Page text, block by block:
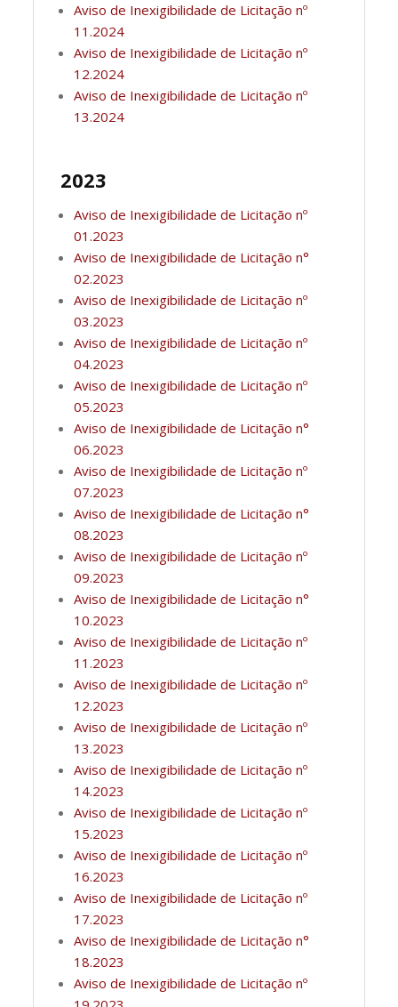
Aviso de Inexigibilidade de Licitação nº
11.2024
Aviso de Inexigibilidade de Licitação nº
12.2024
Aviso de Inexigibilidade de Licitação nº
13.2024
2023
Aviso de Inexigibilidade de Licitação nº
01.2023
Aviso de Inexigibilidade de Licitação n°
02.2023
Aviso de Inexigibilidade de Licitação nº
03.2023
Aviso de Inexigibilidade de Licitação nº
04.2023
Aviso de Inexigibilidade de Licitação nº
05.2023
Aviso de Inexigibilidade de Licitação n°
06.2023
Aviso de Inexigibilidade de Licitação nº
07.2023
Aviso de Inexigibilidade de Licitação n°
08.2023
Aviso de Inexigibilidade de Licitação nº
09.2023
Aviso de Inexigibilidade de Licitação n°
10.2023
Aviso de Inexigibilidade de Licitação nº
11.2023
Aviso de Inexigibilidade de Licitação nº
12.2023
Aviso de Inexigibilidade de Licitação nº
13.2023
Aviso de Inexigibilidade de Licitação nº
14.2023
Aviso de Inexigibilidade de Licitação nº
15.2023
Aviso de Inexigibilidade de Licitação nº
16.2023
Aviso de Inexigibilidade de Licitação nº
17.2023
Aviso de Inexigibilidade de Licitação n°
18.2023
Aviso de Inexigibilidade de Licitação nº